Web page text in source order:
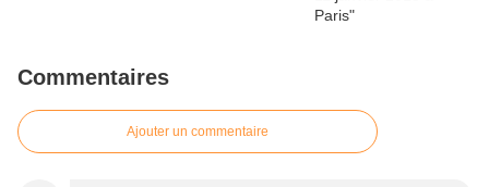
Commentaires
Ajouter un commentaire